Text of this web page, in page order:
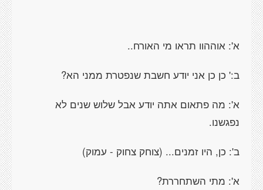
א': אוההוו תראו מי האורח..
ב:' כן כן אני יודע חשבת שנפטרת ממני הא?
א': מה פתאום אתה יודע אבל שלוש שנים לא
נפגשנו.
ב': כן, היו זמנים... (צוחק צחוק - עמוק)
א': מתי השתחררת?